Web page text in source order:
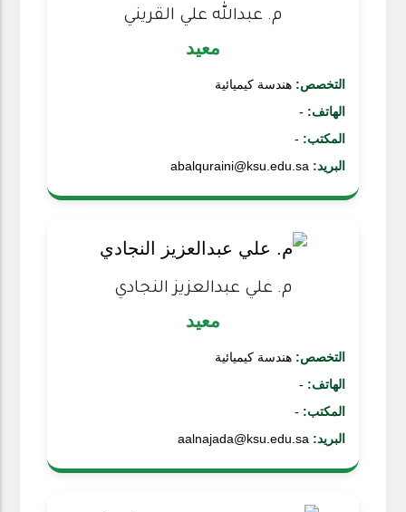
م. عبدالله علي القريني
معيد
التخصص: هندسة كيميائية
الهاتف: -
المكتب: -
البريد:
م. علي عبدالعزيز النجادي
معيد
التخصص: هندسة كيميائية
الهاتف: -
المكتب: -
البريد: